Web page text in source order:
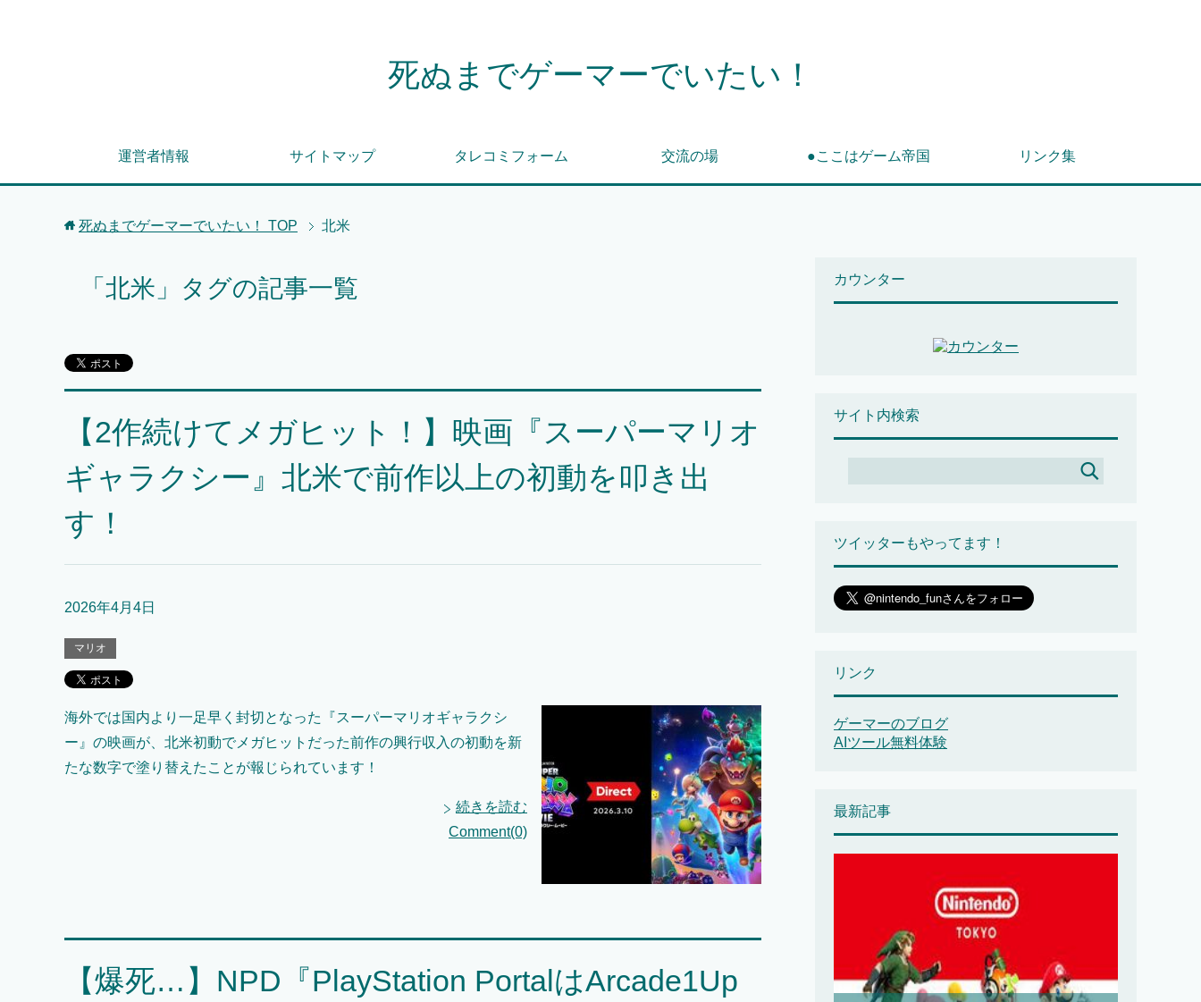
死ぬまでゲーマーでいたい！
運営者情報 サイトマップ タレコミフォーム 交流の場 ●ここはゲーム帝国 リンク集
死ぬまでゲーマーでいたい！ TOP 北米
「北米」タグの記事一覧
【2作続けてメガヒット！】映画『スーパーマリオ
ギャラクシー』北米で前作以上の初動を叩き出
す！
2026年4月4日
マリオ
海外では国内より一足早く封切となった『スーパーマリオギャラクシ
ー』の映画が、北米初動でメガヒットだった前作の興行収入の初動を新
たな数字で塗り替えたことが報じられています！
続きを読む
Comment(0)
【爆死…】NPD『PlayStation PortalはArcade1Up
カウンター
サイト内検索
ツイッターもやってます！
リンク
ゲーマーのブログ
AIツール無料体験
最新記事